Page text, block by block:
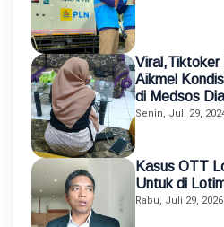
Viral,Tiktoker
Aikmel
di Medsos
Senin, Juli 29,
Kasus OTT
Untuk di
Rabu, Juli 29, 2026